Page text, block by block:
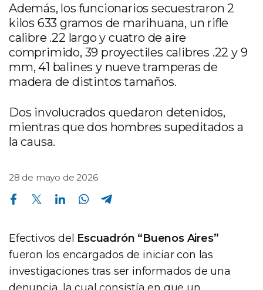
Además, los funcionarios secuestraron 2
kilos 633 gramos de marihuana, un rifle
calibre .22 largo y cuatro de aire
comprimido, 39 proyectiles calibres .22 y 9
mm, 41 balines y nueve tramperas de
madera de distintos tamaños.
Dos involucrados quedaron detenidos,
mientras que dos hombres supeditados a
la causa.
28 de mayo de 2026
Compartir en Facebook Compartir en Twitter Compartir en Linkedin Compartir en Whatsapp
Efectivos del Escuadrón “Buenos Aires”
fueron los encargados de iniciar con las
investigaciones tras ser informados de una